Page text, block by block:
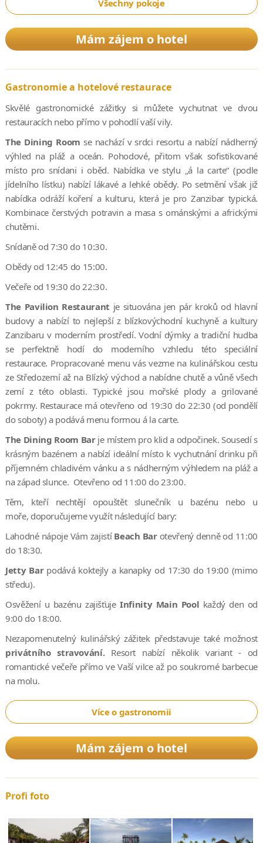
Všechny pokoje
Mám zájem o hotel
Gastronomie a hotelové restaurace
Skvělé gastronomické zážitky si můžete vychutnat ve dvou
restauracích nebo přímo v pohodlí vaší vily.
The Dining Room se nachází v srdci resortu a nabízí nádherný
výhled na pláž a oceán. Pohodové, přitom však sofistikované
místo pro snídani i oběd. Nabídka ve stylu „á la carte“ (podle
jídelního lístku) nabízí lákavé a lehké obědy. Po setmění však již
nabídka odráží koření a kulturu, která je pro Zanzibar typická.
Kombinace čerstvých potravin a masa s ománskými a africkými
chutěmi.
Snídaně od 7:30 do 10:30.
Obědy od 12:45 do 15:00.
Večeře od 19:30 do 22:30.
The Pavilion Restaurant je situována jen pár kroků od hlavní
budovy a nabízí to nejlepší z blízkovýchodní kuchyně a kultury
Zanzibaru v moderním prostředí. Vodní dýmky a tradiční hudba
se perfektně hodí do moderního vzhledu této speciální
restaurace. Propracované menu vás vezme na kulinářskou cestu
ze Středozemí až na Blízký východ a nabídne chutě a vůně všech
zemí z této oblasti. Typické jsou mořské plody a grilované
pokrmy. Restaurace má otevřeno od 19:30 do 22:30 (od pondělí
do soboty) a podává menu formou á la carte.
The Dining Room Barje místem pro klid a odpočinek. Sousedí s
krásným bazénem a nabízí ideální místo k vychutnání drinku při
příjemném chladivém vánku a s nádherným výhledem na pláž a
na západ slunce. Otevřeno od 11:00 do 23:00.
Těm, kteří nechtějí opouštět slunečník u bazénu nebo u
moře, doporučujeme využít následující bary:
Lahodné nápoje Vám zajistí Beach Barotevřený denně od 11:00
do 18:30.
Jetty Barpodává koktejly a kanapky od 17:30 do 19:00 (mimo
středu).
Osvěžení u bazénu zajišťujeInfinity Main Pool každý den od
9:00 do 18:00.
Nezapomenutelný kulinářský zážitek představuje také možnost
privátního stravování.Resort nabízí několik variant - od
romantické večeře přímo ve Vaší vilce až po soukromé barbecue
na molu.
Více o gastronomii
Mám zájem o hotel
Profi foto